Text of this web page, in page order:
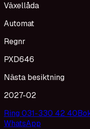
Växellåda
Automat
Regnr
PXD646
Nästa besiktning
2027-02
Ring 031-330 42 40
WhatsApp